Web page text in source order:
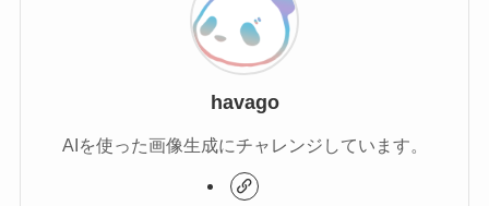
havago
AIを使った画像生成にチャレンジしています。